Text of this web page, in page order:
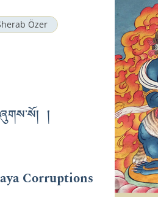
Özer
།
Corruptions